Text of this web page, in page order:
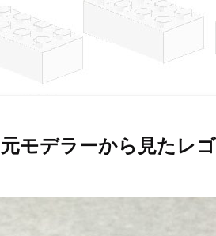
モデラーから見たレ